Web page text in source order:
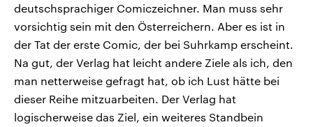
deutschsprachiger Comiczeichner. Man muss sehr
vorsichtig sein mit den Österreichern. Aber es ist in
der Tat der erste Comic, der bei Suhrkamp erscheint.
Na gut, der Verlag hat leicht andere Ziele als ich, den
man netterweise gefragt hat, ob ich Lust hätte bei
dieser Reihe mitzuarbeiten. Der Verlag hat
logischerweise das Ziel, ein weiteres Standbein